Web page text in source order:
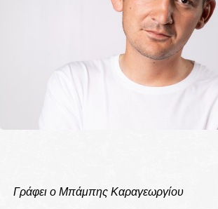
Γράφει ο Μπάμπης Καραγεωργίου